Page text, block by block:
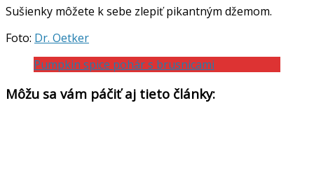
Sušienky môžete k sebe zlepiť pikantným džemom.
Foto: Dr. Oetker
Pumpkin spice pohár s brusnicami
Môžu sa vám páčiť aj tieto články: